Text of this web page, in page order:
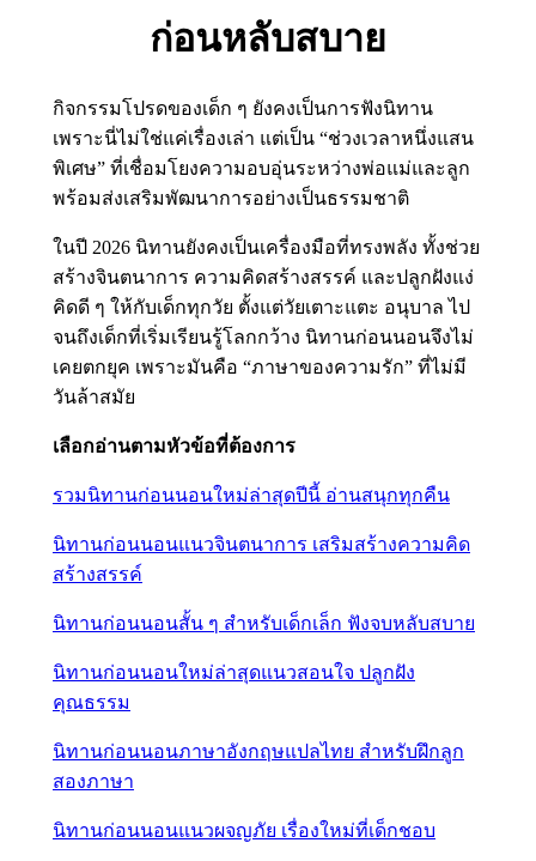
ก่อนหลับสบาย
กิจกรรมโปรดของเด็ก ๆ ยังคงเป็นการฟังนิทาน
เพราะนี่ไม่ใช่แค่เรื่องเล่า แต่เป็น “ช่วงเวลาหนึ่งแสน
พิเศษ” ที่เชื่อมโยงความอบอุ่นระหว่างพ่อแม่และลูก
พร้อมส่งเสริมพัฒนาการอย่างเป็นธรรมชาติ
ในปี 2026 นิทานยังคงเป็นเครื่องมือที่ทรงพลัง ทั้งช่วย
สร้างจินตนาการ ความคิดสร้างสรรค์ และปลูกฝังแง่
คิดดี ๆ ให้กับเด็กทุกวัย ตั้งแต่วัยเตาะแตะ อนุบาล ไป
จนถึงเด็กที่เริ่มเรียนรู้โลกกว้าง นิทานก่อนนอนจึงไม่
เคยตกยุค เพราะมันคือ “ภาษาของความรัก” ที่ไม่มี
วันล้าสมัย
เลือกอ่านตามหัวข้อที่ต้องการ
รวมนิทานก่อนนอนใหม่ล่าสุดปีนี้ อ่านสนุกทุกคืน
นิทานก่อนนอนแนวจินตนาการ เสริมสร้างความคิด
สร้างสรรค์
นิทานก่อนนอนสั้น ๆ สำหรับเด็กเล็ก ฟังจบหลับสบาย
นิทานก่อนนอนใหม่ล่าสุดแนวสอนใจ ปลูกฝัง
คุณธรรม
นิทานก่อนนอนภาษาอังกฤษแปลไทย สำหรับฝึกลูก
สองภาษา
นิทานก่อนนอนแนวผจญภัย เรื่องใหม่ที่เด็กชอบ